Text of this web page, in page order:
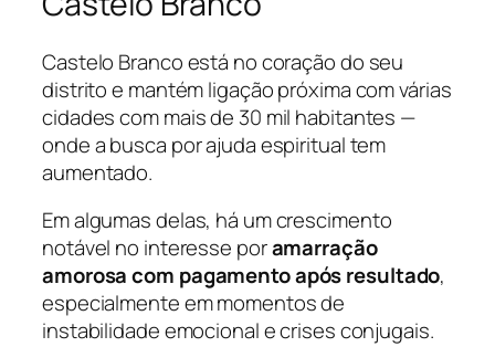
Castelo Branco está no coração do seu
distrito e mantém ligação próxima com várias
cidades com mais de 30 mil habitantes —
onde a busca por ajuda espiritual tem
aumentado.
Em algumas delas, há um crescimento
notável no interesse poramarração
amorosa com pagamento após resultado,
especialmente em momentos de
instabilidade emocional e crises conjugais.